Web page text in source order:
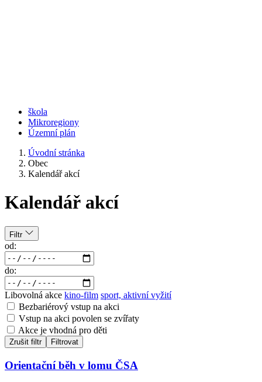
škola
Mikroregiony
Územní plán
Úvodní stránka
Obec
Kalendář akcí
Kalendář akcí
Filtr
od:
do:
Libovolná akce kino-film sport, aktivní vyžití
Bezbariérový vstup na akci
Vstup na akci povolen se zvířaty
Akce je vhodná pro děti
Zrušit filtr Filtrovat
Orientační běh v lomu ČSA